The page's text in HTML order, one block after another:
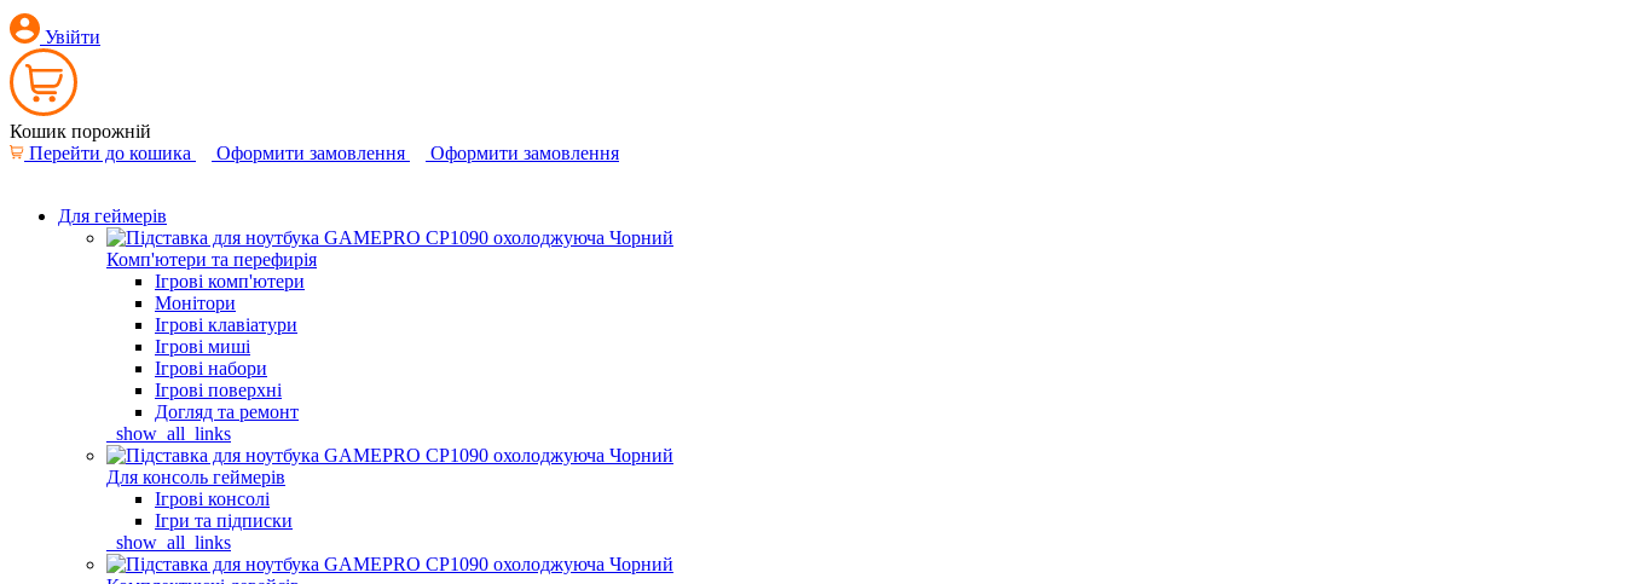
Увійти
Кошик порожній
Перейти до кошика
Оформити замовлення Оформити замовлення
Для геймерів
Комп'ютери та перефирія
Ігрові комп'ютери
Монітори
Ігрові клавіатури
Ігрові миші
Ігрові набори
Ігрові поверхні
Догляд та ремонт
_show_all_links
Для консоль геймерів
Ігрові консолі
Ігри та підписки
_show_all_links